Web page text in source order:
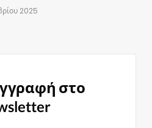
2025
στο